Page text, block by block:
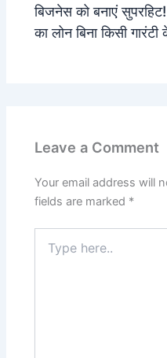
बिजनेस को बनाएं
का लोन बिना किसी गारंटी
Leave a Comment
Your email address will
fields are marked *
here..